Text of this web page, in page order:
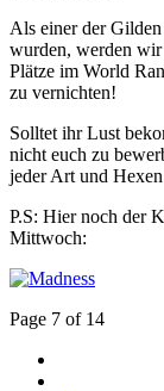
Als einer der
wurden, werden wir
Plätze im World
zu vernichten!
Solltet ihr Lust
nicht euch zu
jeder Art und
P.S: Hier noch der
Mittwoch:
Page 7 of 14